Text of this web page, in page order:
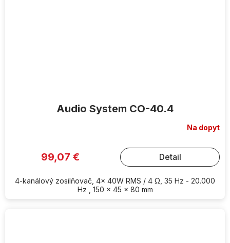
Audio System CO-40.4
Na dopyt
99,07 € Detail
4-kanálový zosilňovač, 4x 40W RMS / 4 Ω, 35 Hz - 20.000
Hz , 150 x 45 x 80 mm